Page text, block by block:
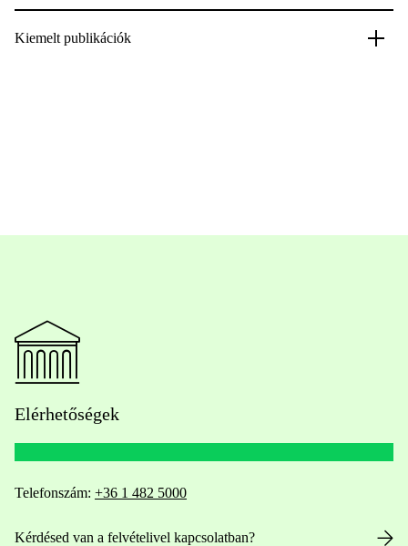
Kiemelt publikációk
Elérhetőségek
Telefonszám: +36 1 482 5000
Kérdésed van a felvételivel kapcsolatban?